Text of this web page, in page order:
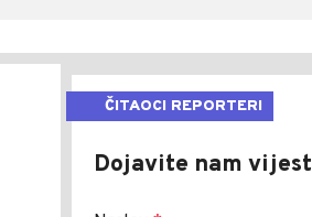
ČITAOCI REPORTERI
Dojavite nam vijest